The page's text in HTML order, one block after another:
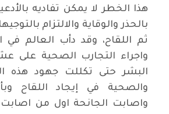
هذا الخطر لا يمكن تفاديه
بالحذر والوقاية والالتزام
ثم اللقاح، وقد دأب العالم في
واجراء التجارب الصحية على
البشر حتى تكللت جهود هذه
والصحية في إيجاد اللقاح
واصابت الجانحة اول من اصابت